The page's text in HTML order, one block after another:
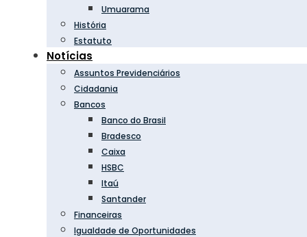
Umuarama
História
Estatuto
Notícias
Assuntos Previdenciários
Cidadania
Bancos
Banco do Brasil
Bradesco
Caixa
HSBC
Itaú
Santander
Financeiras
Igualdade de Oportunidades